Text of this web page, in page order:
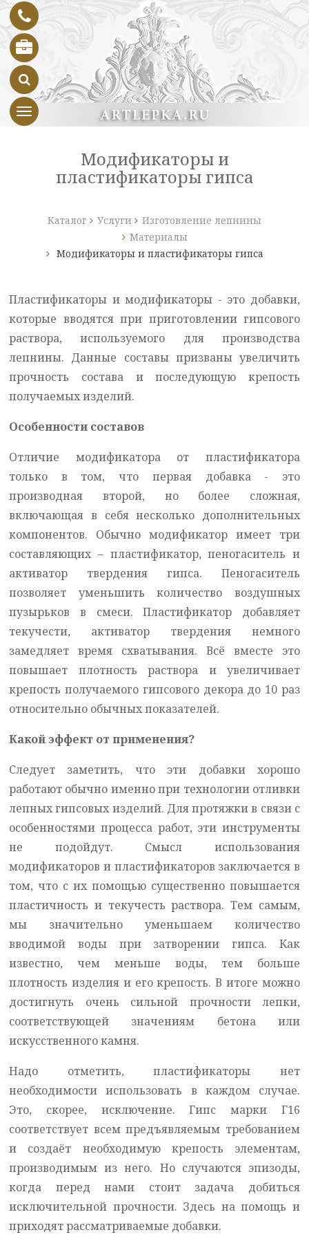
Toggle navigation
Модификаторы и
пластификаторы гипса
Каталог Услуги
Изготовление лепнины
Материалы
Модификаторы и пластификаторы гипса
Пластификаторы и модификаторы - это добавки,
которые вводятся при приготовлении гипсового
раствора, используемого для производства
лепнины. Данные составы призваны увеличить
прочность состава и последующую крепость
получаемых изделий.
Особенности составов
Отличие модификатора от пластификатора
только в том, что первая добавка - это
производная второй, но более сложная,
включающая в себя несколько дополнительных
компонентов. Обычно модификатор имеет три
составляющих – пластификатор, пеногаситель и
активатор твердения гипса. Пеногаситель
позволяет уменьшить количество воздушных
пузырьков в смеси. Пластификатор добавляет
текучести, активатор твердения немного
замедляет время схватывания. Всё вместе это
повышает плотность раствора и увеличивает
крепость получаемого гипсового декора до 10 раз
относительно обычных показателей.
Какой эффект от применения?
Следует заметить, что эти добавки хорошо
работают обычно именно при технологии отливки
лепных гипсовых изделий. Для протяжки в связи с
особенностями процесса работ, эти инструменты
не подойдут. Смысл использования
модификаторов и пластификаторов заключается в
том, что с их помощью существенно повышается
пластичность и текучесть раствора. Тем самым,
мы значительно уменьшаем количество
вводимой воды при затворении гипса. Как
известно, чем меньше воды, тем больше
плотность изделия и его крепость. В итоге можно
достигнуть очень сильной прочности лепки,
соответствующей значениям бетона или
искусственного камня.
Надо отметить, пластификаторы нет
необходимости использовать в каждом случае.
Это, скорее, исключение. Гипс марки Г16
соответствует всем предъявляемым требованием
и создаёт необходимую крепость элементам,
производимым из него. Но случаются эпизоды,
когда перед нами стоит задача добиться
исключительной прочности. Здесь на помощь и
приходят рассматриваемые добавки.